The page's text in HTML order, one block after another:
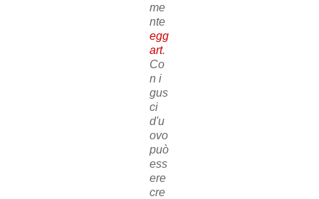
me
nte
egg
art.
Co
n i
gus
ci
d'u
ovo
può
ess
ere
cre